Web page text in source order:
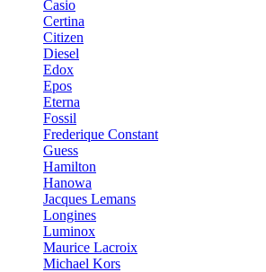
Casio
Certina
Citizen
Diesel
Edox
Epos
Eterna
Fossil
Frederique Constant
Guess
Hamilton
Hanowa
Jacques Lemans
Longines
Luminox
Maurice Lacroix
Michael Kors